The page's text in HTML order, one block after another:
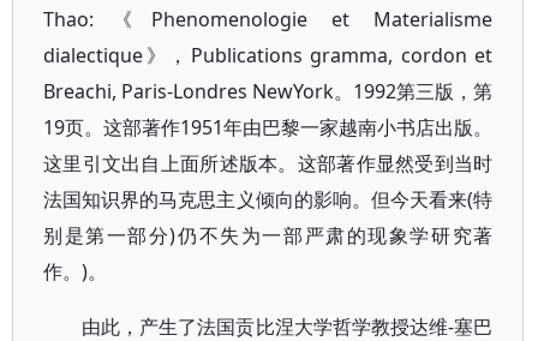
Thao:《Phenomenologie et Materialisme
dialectique》，Publications gramma, cordon et
Breachi, Paris-Londres NewYork。1992第三版，第
19页。这部著作1951年由巴黎一家越南小书店出版。
这里引文出自上面所述版本。这部著作显然受到当时
法国知识界的马克思主义倾向的影响。但今天看来(特
别是第一部分)仍不失为一部严肃的现象学研究著
作。)。
由此，产生了法国贡比涅大学哲学教授达维-塞巴